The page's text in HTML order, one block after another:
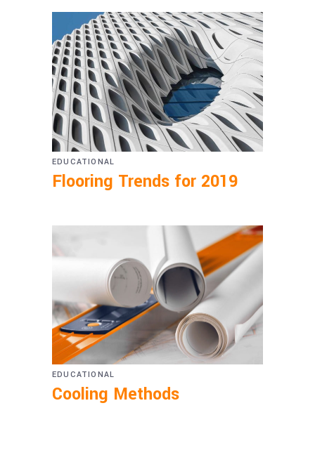
EDUCATIONAL
Flooring Trends for 2019
EDUCATIONAL
Cooling Methods